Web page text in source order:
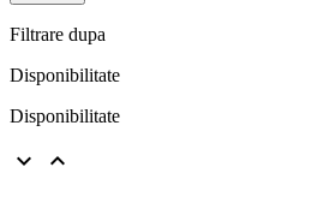
Filtrare dupa
Disponibilitate
Disponibilitate

